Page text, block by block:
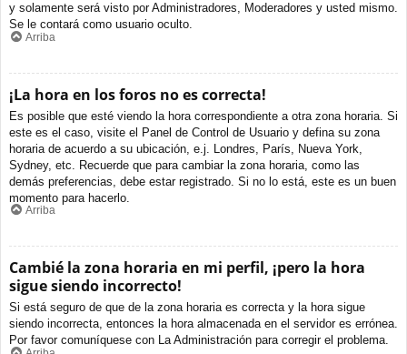
y solamente será visto por Administradores, Moderadores y usted mismo.
Se le contará como usuario oculto.
Arriba
¡La hora en los foros no es correcta!
Es posible que esté viendo la hora correspondiente a otra zona horaria. Si
este es el caso, visite el Panel de Control de Usuario y defina su zona
horaria de acuerdo a su ubicación, e.j. Londres, París, Nueva York,
Sydney, etc. Recuerde que para cambiar la zona horaria, como las
demás preferencias, debe estar registrado. Si no lo está, este es un buen
momento para hacerlo.
Arriba
Cambié la zona horaria en mi perfil, ¡pero la hora
sigue siendo incorrecto!
Si está seguro de que de la zona horaria es correcta y la hora sigue
siendo incorrecta, entonces la hora almacenada en el servidor es errónea.
Por favor comuníquese con La Administración para corregir el problema.